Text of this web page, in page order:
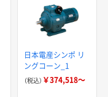
日本電産シンポ リ
ングコーン_1
（税込） ￥374,518～